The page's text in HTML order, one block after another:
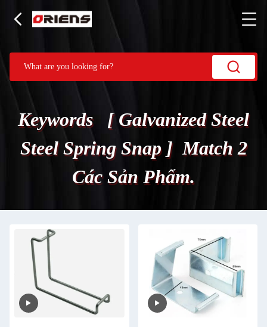
Keywords [ Galvanized Steel
Steel Spring Snap ] Match 2
Các Sản Phẩm.